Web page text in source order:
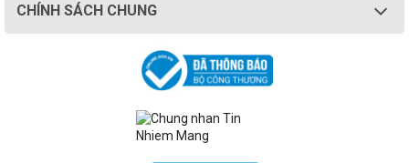
CHÍNH SÁCH CHUNG